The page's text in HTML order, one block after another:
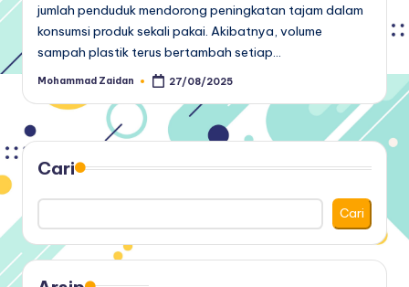
jumlah penduduk mendorong peningkatan tajam dalam
konsumsi produk sekali pakai. Akibatnya, volume
sampah plastik terus bertambah setiap…
Posted
Mohammad Zaidan 27/08/2025
Cari
Cari